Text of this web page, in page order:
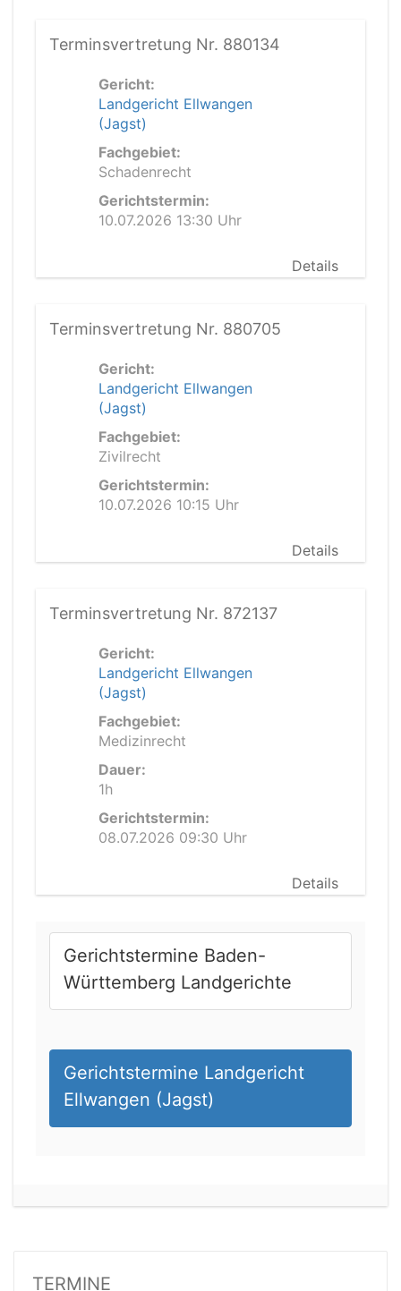
Terminsvertretung Nr. 880134
Gericht:
Landgericht Ellwangen
(Jagst)
Fachgebiet:
Schadenrecht
Gerichtstermin:
10.07.2026 13:30 Uhr
Details
Terminsvertretung Nr. 880705
Gericht:
Landgericht Ellwangen
(Jagst)
Fachgebiet:
Zivilrecht
Gerichtstermin:
10.07.2026 10:15 Uhr
Details
Terminsvertretung Nr. 872137
Gericht:
Landgericht Ellwangen
(Jagst)
Fachgebiet:
Medizinrecht
Dauer:
1h
Gerichtstermin:
08.07.2026 09:30 Uhr
Details
Gerichtstermine Baden-
Württemberg Landgerichte
Gerichtstermine Landgericht
Ellwangen (Jagst)
TERMINE
Amtsgericht Unna
21.08.2026 15:00 Uhr